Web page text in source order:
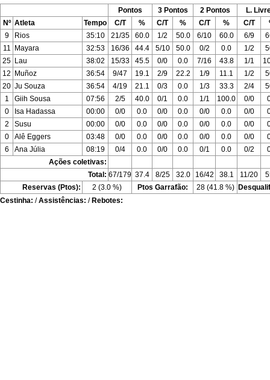
Pontos 3 Pontos 2 Pontos
L.
Nº Atleta Tempo C/T % C/T % C/T % C/T
9
Rios 35:10 21/35 60.0 1/2 50.0 6/10 60.0 6/9
11
Mayara 32:53 16/36 44.4 5/10 50.0 0/2 0.0 1/2
25 Lau 38:02 15/33 45.5 0/0 0.0 7/16 43.8 1/1
12
Muñoz 36:54 9/47 19.1 2/9 22.2 1/9 11.1 1/2
20 Ju Souza 36:54 4/19 21.1 0/3 0.0 1/3 33.3 2/4
1
Giih Sousa 07:56 2/5 40.0 0/1 0.0 1/1 100.0 0/0
0
Isa Hadassa 00:00 0/0 0.0 0/0 0.0 0/0 0.0 0/0
2
Susu 00:00 0/0 0.0 0/0 0.0 0/0 0.0 0/0
0
Alê Eggers 03:48 0/0 0.0 0/0 0.0 0/0 0.0 0/0
6
Ana Júlia 08:19 0/4 0.0 0/0 0.0 0/1 0.0 0/2
Ações coletivas:
Total: 67/179 37.4 8/25 32.0 16/42 38.1 11/20
Reservas (Ptos):
2 (3.0 %) Ptos Garrafão: 28 (41.8 %)
Cestinha: /Assistências: / Rebotes: